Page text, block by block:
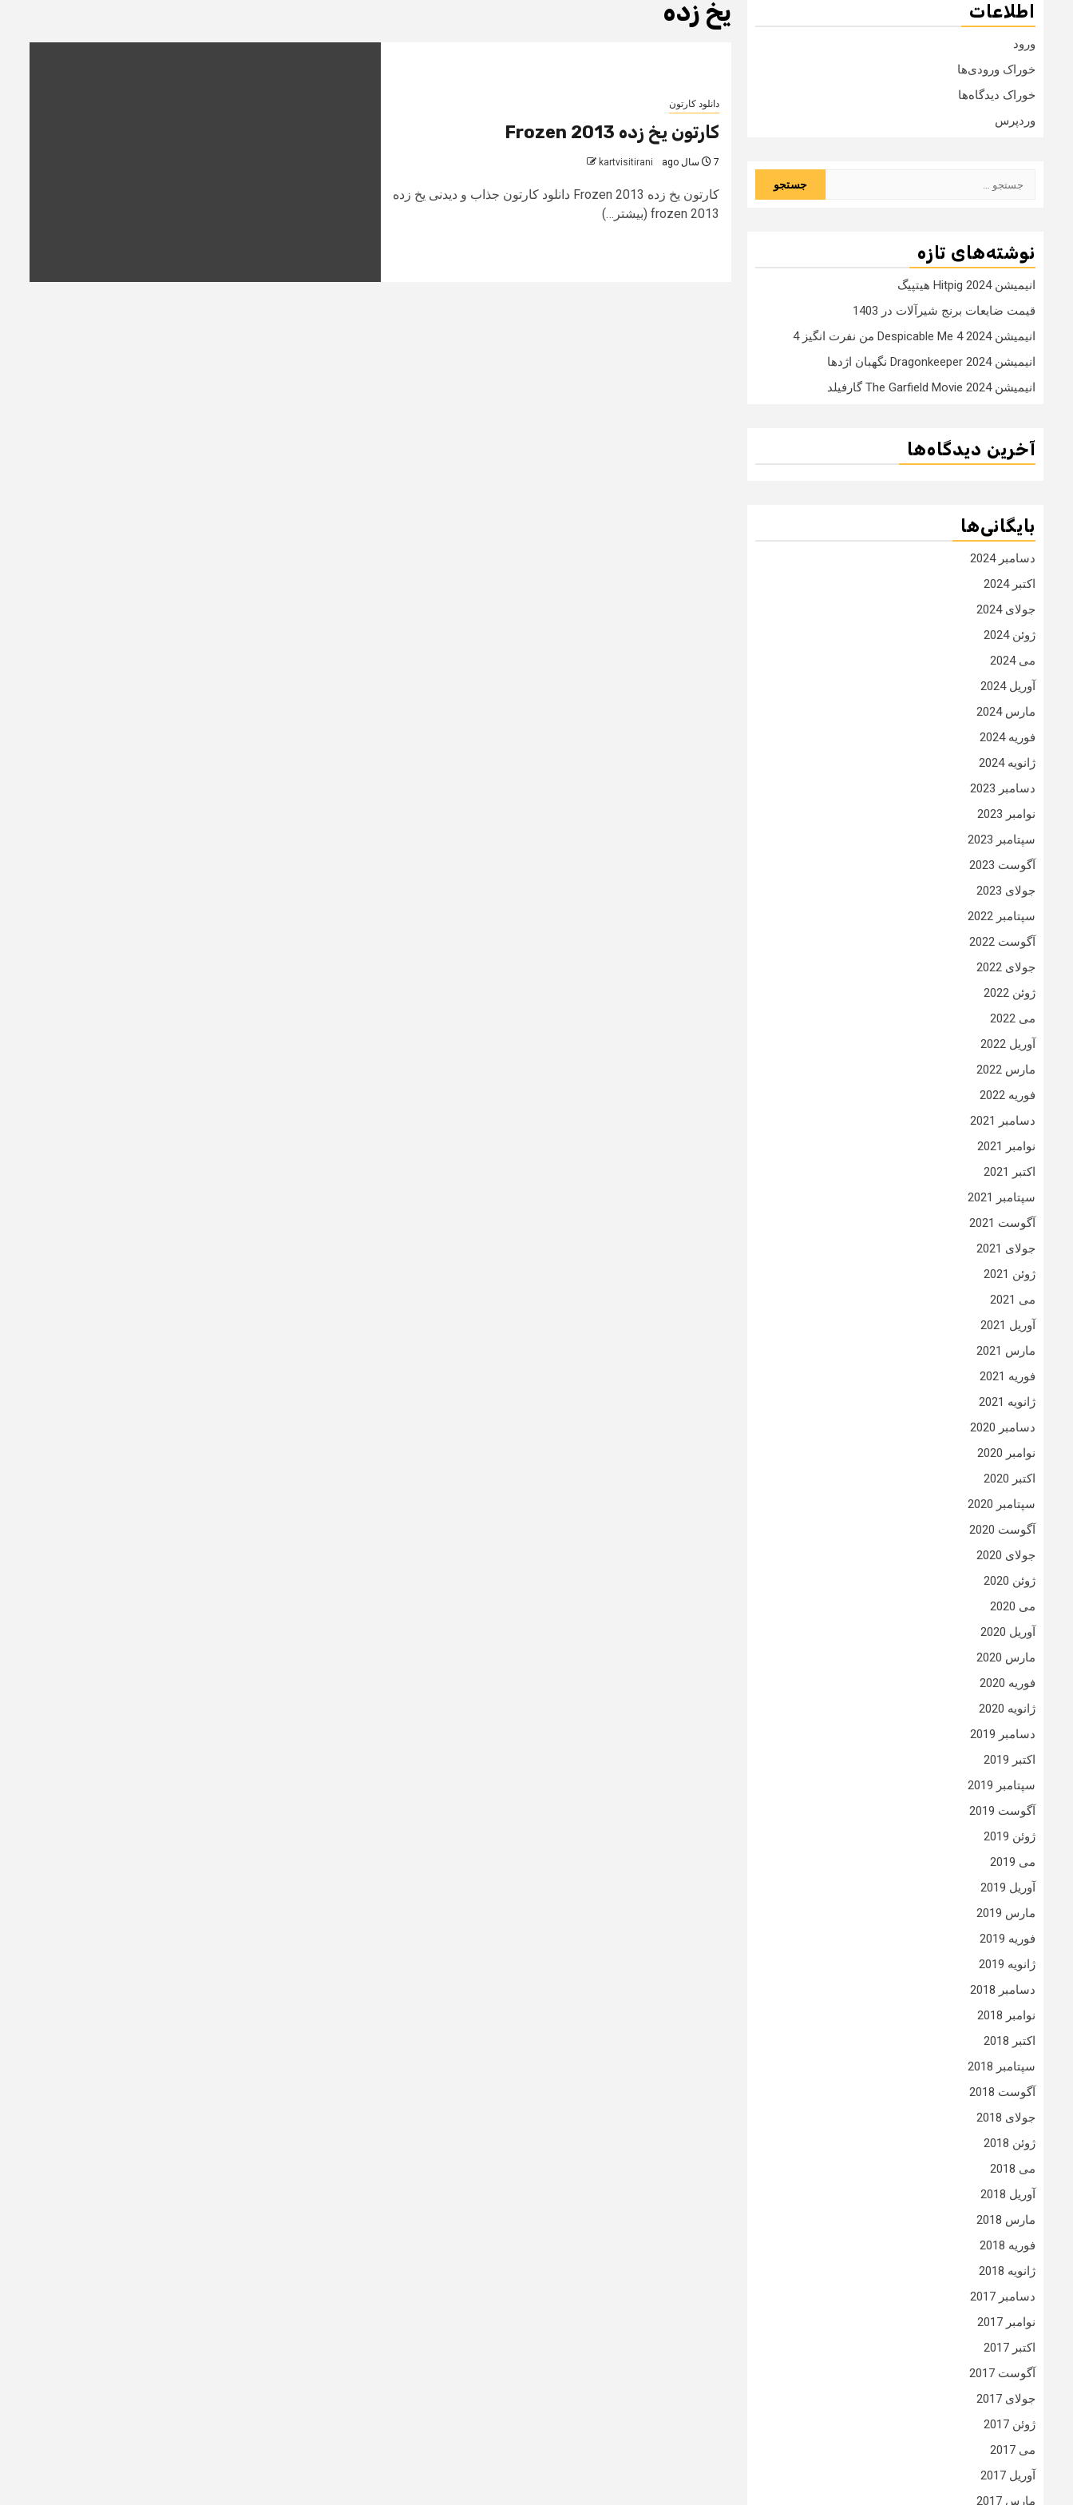
یخ زده
دانلود کارتون
کارتون یخ زده Frozen 2013
7 سال ago kartvisitirani
کارتون یخ زده Frozen 2013 دانلود کارتون جذاب و دیدنی یخ زده
2013 frozen (بیشتر…)
اطلاعات
ورود
خوراک ورودی‌ها
خوراک دیدگاه‌ها
وردپرس
نوشته‌های تازه
انیمیشن Hitpig 2024 هیتپیگ
قیمت ضایعات برنج شیرآلات در 1403
انیمیشن Despicable Me 4 2024 من نفرت انگیز 4
انیمیشن Dragonkeeper 2024 نگهبان اژدها
انیمیشن The Garfield Movie 2024 گارفیلد
آخرین دیدگاه‌ها
بایگانی‌ها
دسامبر 2024
اکتبر 2024
جولای 2024
ژوئن 2024
می 2024
آوریل 2024
مارس 2024
فوریه 2024
ژانویه 2024
دسامبر 2023
نوامبر 2023
سپتامبر 2023
آگوست 2023
جولای 2023
سپتامبر 2022
آگوست 2022
جولای 2022
ژوئن 2022
می 2022
آوریل 2022
مارس 2022
فوریه 2022
دسامبر 2021
نوامبر 2021
اکتبر 2021
سپتامبر 2021
آگوست 2021
جولای 2021
ژوئن 2021
می 2021
آوریل 2021
مارس 2021
فوریه 2021
ژانویه 2021
دسامبر 2020
نوامبر 2020
اکتبر 2020
سپتامبر 2020
آگوست 2020
جولای 2020
ژوئن 2020
می 2020
آوریل 2020
مارس 2020
فوریه 2020
ژانویه 2020
دسامبر 2019
اکتبر 2019
سپتامبر 2019
آگوست 2019
ژوئن 2019
می 2019
آوریل 2019
مارس 2019
فوریه 2019
ژانویه 2019
دسامبر 2018
نوامبر 2018
اکتبر 2018
سپتامبر 2018
آگوست 2018
جولای 2018
ژوئن 2018
می 2018
آوریل 2018
مارس 2018
فوریه 2018
ژانویه 2018
دسامبر 2017
نوامبر 2017
اکتبر 2017
آگوست 2017
جولای 2017
ژوئن 2017
می 2017
آوریل 2017
مارس 2017